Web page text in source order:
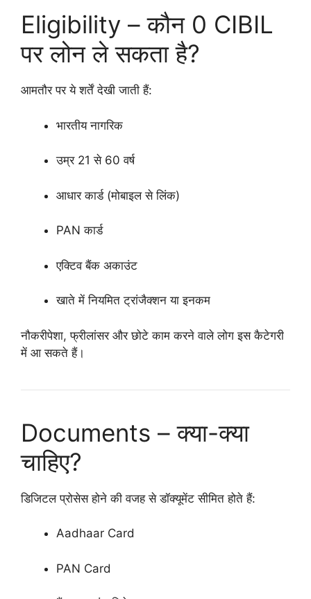
Eligibility – कौन 0 CIBIL
पर लोन ले सकता है?
आमतौर पर ये शर्तें देखी जाती हैं:
भारतीय नागरिक
उम्र 21 से 60 वर्ष
आधार कार्ड (मोबाइल से लिंक)
PAN कार्ड
एक्टिव बैंक अकाउंट
खाते में नियमित ट्रांजैक्शन या इनकम
नौकरीपेशा, फ्रीलांसर और छोटे काम करने वाले लोग इस कैटेगरी
में आ सकते हैं।
Documents – क्या-क्या
चाहिए?
डिजिटल प्रोसेस होने की वजह से डॉक्यूमेंट सीमित होते हैं:
Aadhaar Card
PAN Card